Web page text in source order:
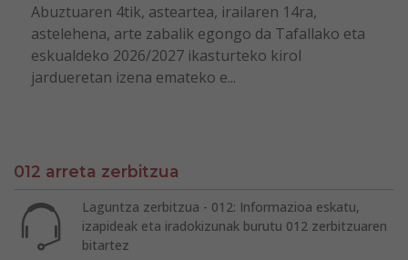
Abuztuaren 4tik, asteartea, irailaren 14ra,
astelehena, arte zabalik egongo da Tafallako eta
eskualdeko 2026/2027 ikasturteko kirol
jardueretan izena emateko e...
012 arreta zerbitzua
Laguntza zerbitzua - 012: Informazioa eskatu,
izapideak eta iradokizunak burutu 012 zerbitzuaren
bitartez